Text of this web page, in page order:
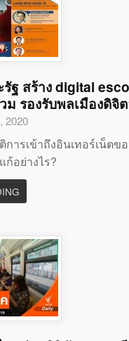
ฐ สร้าง digital
ม รองรับพลเมืองดิจิ
2020
ารเข้าถึงอินเทอร์เน็ตข
อย่างไร?